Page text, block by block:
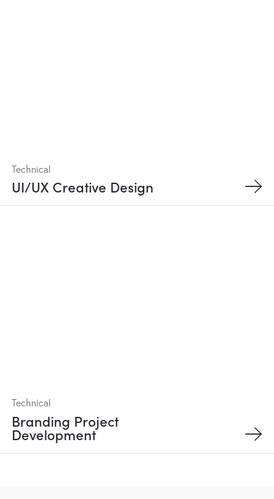
Technical
UI/UX Creative Design
Technical
Branding Project
Development